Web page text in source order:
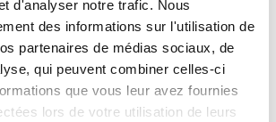
d'analyser notre trafic. Nous
des informations sur l'utilisation de
partenaires de médias sociaux, de
qui peuvent combiner celles-ci
que vous leur avez fournies
lors de votre utilisation de leurs
cire RSPro complétant une planche